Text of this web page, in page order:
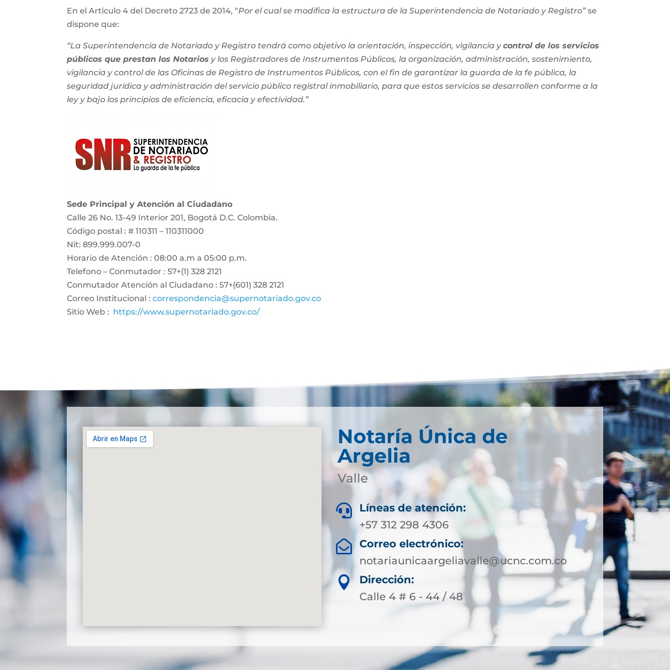
En el Artículo 4 del Decreto 2723 de 2014, “Por el cual se modifica la estructura de la Superintendencia de Notariado y Registro” se
dispone que:
“La Superintendencia de Notariado y Registro tendrá como objetivo la orientación, inspección, vigilancia ycontrol de los servicios
públicos que prestan los Notarios y los Registradores de Instrumentos Públicos, la organización, administración, sostenimiento,
vigilancia y control de las Oficinas de Registro de Instrumentos Públicos, con el fin de garantizar la guarda de la fe pública, la
seguridad jurídica y administración del servicio público registral inmobiliario, para que estos servicios se desarrollen conforme a la
ley y bajo los principios de eficiencia, eficacia y efectividad.”
Sede Principal y Atención al Ciudadano
Calle 26 No. 13-49 Interior 201, Bogotá D.C. Colombia.
Código postal : # 110311 – 110311000
Nit: 899.999.007-0
Horario de Atención : 08:00 a.m a 05:00 p.m.
Telefono – Conmutador : 57+(1) 328 2121
Conmutador Atención al Ciudadano : 57+(601) 328 2121
Correo Institucional : correspondencia@supernotariado.gov.co
Sitio Web : https://www.supernotariado.gov.co/
Notaría Única de
Argelia
Valle

Líneas de atención:
+57 312 298 4306

Correo electrónico:
notariaunicaargeliavalle@ucnc.com.co

Dirección:
Calle 4 # 6 - 44 / 48